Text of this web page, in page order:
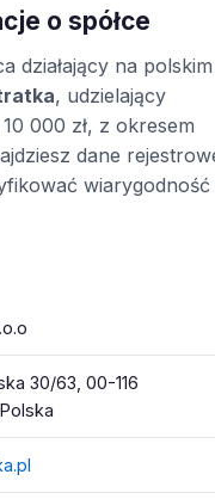
o spółce
działający na polskim
, udzielający
000 zł, z okresem
dane
wiarygodność
30/63, 00-116